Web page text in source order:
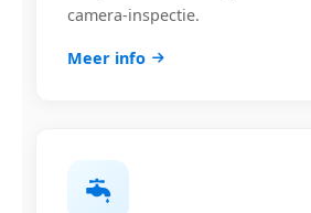
camera-inspectie.
Meer info